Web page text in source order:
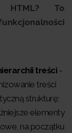
HTML? To
treści -
treści
strukturę;
elementy
na początku